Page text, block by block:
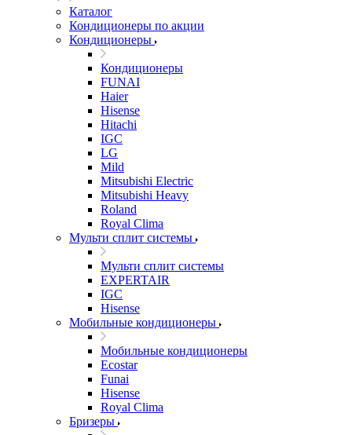
Каталог
Кондиционеры по акции
Кондиционеры
Кондиционеры
FUNAI
Haier
Hisense
Hitachi
IGC
LG
Mild
Mitsubishi Electric
Mitsubishi Heavy
Roland
Royal Clima
Мульти сплит системы
Мульти сплит системы
EXPERTAIR
IGC
Hisense
Мобильные кондиционеры
Мобильные кондиционеры
Ecostar
Funai
Hisense
Royal Clima
Бризеры